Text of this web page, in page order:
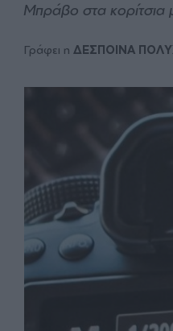
Μπράβο στα κορίτσια
Γράφει η ΔΕΣΠΟΙΝΑ